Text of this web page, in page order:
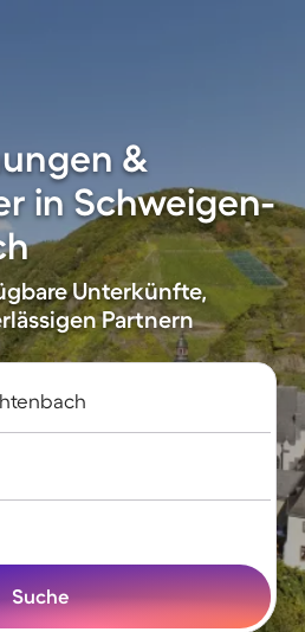
&
in Schweigen-
Unterkünfte,
Partnern
Suche